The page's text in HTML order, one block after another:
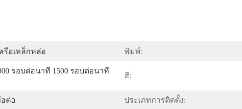
รือเหล็กหล่อ พิมพ์:
รอบต่อนาที 1500 รอบต่อนาที
สี:
ต่อ ประเภทการติดตั้ง: